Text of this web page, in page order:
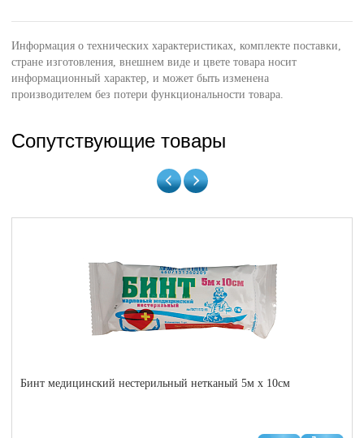
Информация о технических характеристиках, комплекте поставки,
стране изготовления, внешнем виде и цвете товара носит
информационный характер, и может быть изменена
производителем без потери функциональности товара.
Сопутствующие товары
Бинт медицинский нестерильный нетканый 5м x 10см